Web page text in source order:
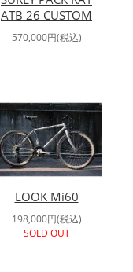
ATB 26 CUSTOM
570,000円(税込)
LOOK Mi60
198,000円(税込)
SOLD OUT